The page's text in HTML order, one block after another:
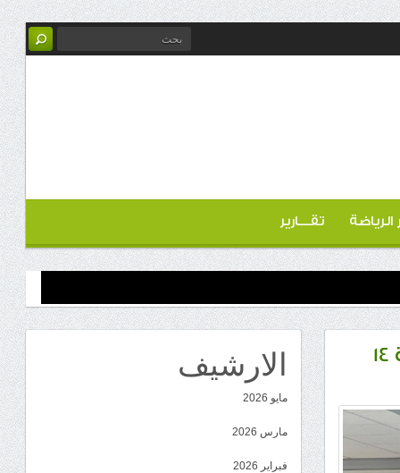
الرياضة تقـــارير
احتفال أبناء الجنوب في ولاية ألاباما بالذكرى الـ62 لثورة 14 الارشيف
مايو 2026
مارس 2026
فبراير 2026